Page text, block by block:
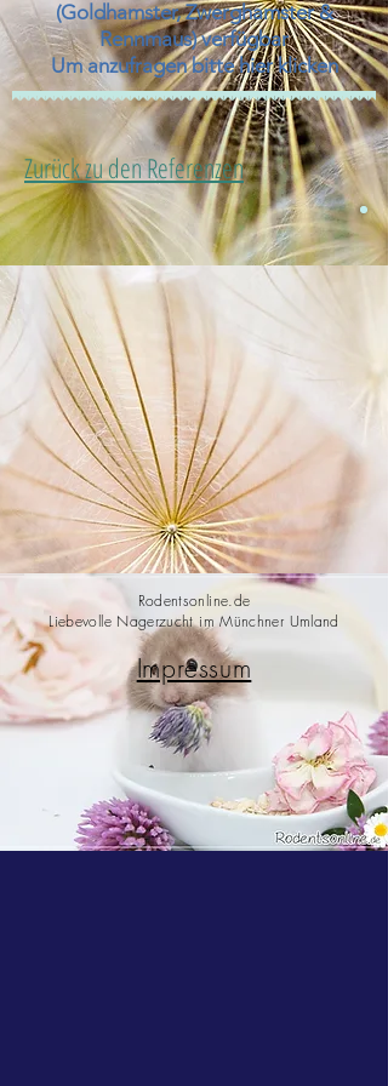
(Goldhamster, Zwerghamster &
Rennmaus) verfügbar
Um anzufragen bitte hier klicken
Zurück zu den Referenzen
Rodentsonline.de
Liebevolle Nagerzucht im Münchner Umland
Impressum